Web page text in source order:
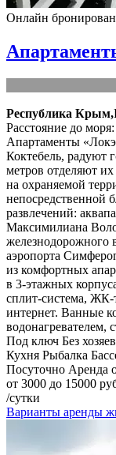
Онлайн
Республика Крым,
Расстояние до
Апартаменты
Коктебель, радуют
метров отделяют
на охраняемой
непосредственной
развлечений:
Максимилиана
железнодорожного
аэропорта
из комфортных
в 3-этажных
сплит-система, ЖК-
интернет. Ванные
Под ключ Без хозяев
Кухня Рыбалка
Посуточно Аренда
от 3000 до 15000
/сутки
Варианты аренды